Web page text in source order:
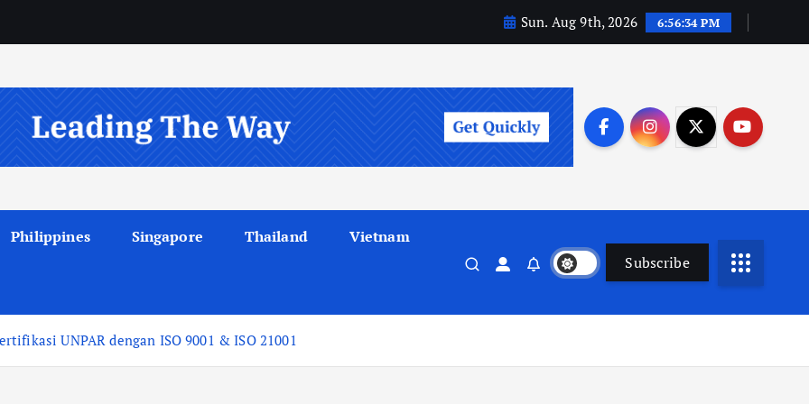
Sun. Aug 9th, 2026 6:56:35 PM
Philippines Singapore Thailand Vietnam
Subscribe
UNPAR dengan ISO 9001 & ISO 21001